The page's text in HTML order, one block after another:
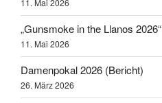
11. Mai 2026
„Gunsmoke in the Llanos 2026“
11. Mai 2026
Damenpokal 2026 (Bericht)
26. März 2026